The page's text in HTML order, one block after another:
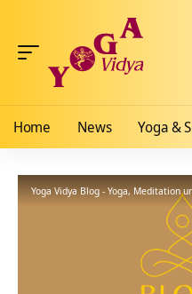
Home News Yoga &
Yoga Vidya Blog - Yoga, Meditation